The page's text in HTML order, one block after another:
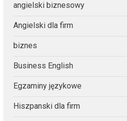
angielski biznesowy
Angielski dla firm
biznes
Business English
Egzaminy językowe
Hiszpanski dla firm